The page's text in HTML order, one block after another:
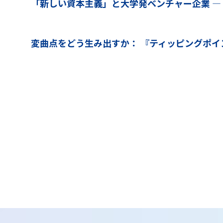
「新しい資本主義」と大学発ベンチャー企業
変曲点をどう生み出すか： 『ティッピングポ